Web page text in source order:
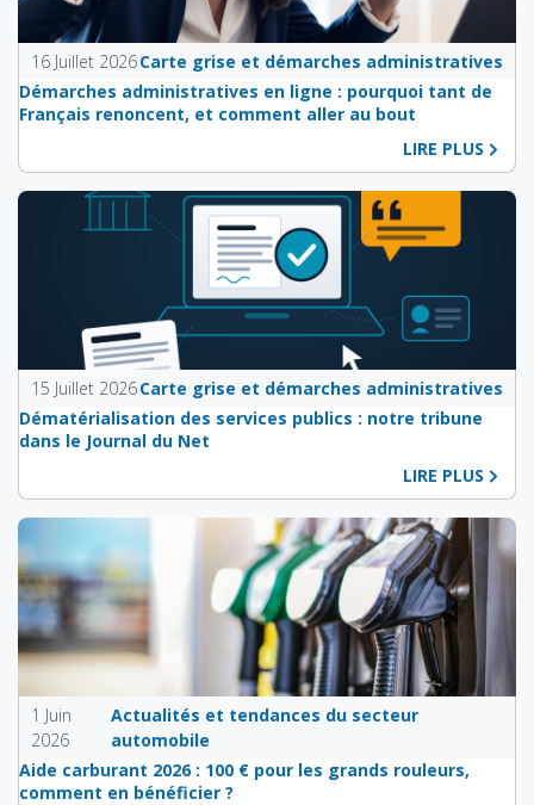
16 Juillet 2026Carte grise et démarches administratives
Démarches administratives en ligne : pourquoi tant de
Français renoncent, et comment aller au bout
LIRE PLUS
15 Juillet 2026Carte grise et démarches administratives
Dématérialisation des services publics : notre tribune
dans le Journal du Net
LIRE PLUS
1 Juin
2026
Actualités et tendances du secteur
automobile
Aide carburant 2026 : 100 € pour les grands rouleurs,
comment en bénéficier ?